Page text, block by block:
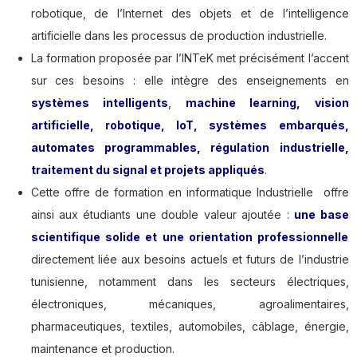
robotique, de l’Internet des objets et de l’intelligence
artificielle dans les processus de production industrielle.
La formation proposée par l’INTeK met précisément l’accent
sur ces besoins : elle intègre des enseignements en
systèmes intelligents
machine learning, vision
artificielle, robotique, IoT, systèmes embarqués,
automates programmables, régulation industrielle,
traitement du signal et projets appliqués.
Cette offre de formation en informatique Industrielle offre
ainsi aux étudiants une double valeur ajoutée : une base
scientifique solide et une orientation professionnelle
directement liée aux besoins actuels et futurs de l’industrie
tunisienne, notamment dans les secteurs électriques,
électroniques, mécaniques, agroalimentaires,
pharmaceutiques, textiles, automobiles, câblage, énergie,
maintenance et production.